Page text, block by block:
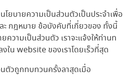
โยบายความเป็นส่วนตัวเป็นประจำเพื่อ
กฎหมาย ข้อบังคับที่เกี่ยวของ ทั้งนี้
ความเป็นส่วนตัว เราจะแจ้งให้ท่านท
น website ของเราโดยเร็วที่สุด
ตัวถูกทบทวนครั้งลาสุดเมื่อ